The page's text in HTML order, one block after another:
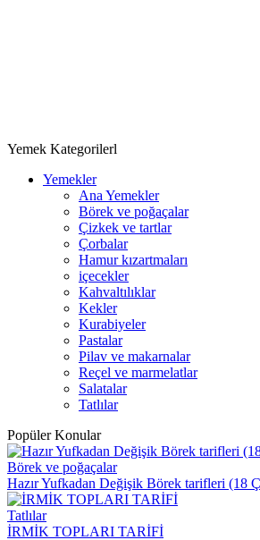
Yemek Kategorilerl
Yemekler
Ana Yemekler
Börek ve poğaçalar
Çizkek ve tartlar
Çorbalar
Hamur kızartmaları
içecekler
Kahvaltılıklar
Kekler
Kurabiyeler
Pastalar
Pilav ve makarnalar
Reçel ve marmelatlar
Salatalar
Tatlılar
Popüler Konular
Börek ve poğaçalar
Hazır Yufkadan Değişik Börek tarifleri (18
Tatlılar
İRMİK TOPLARI TARİFİ